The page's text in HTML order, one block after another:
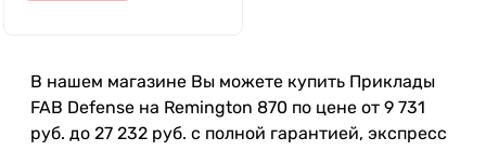
В нашем магазине Вы можете купить Приклады
FAB Defense на Remington 870 по цене от 9 731
руб. до 27 232 руб. с полной гарантией, экспресс